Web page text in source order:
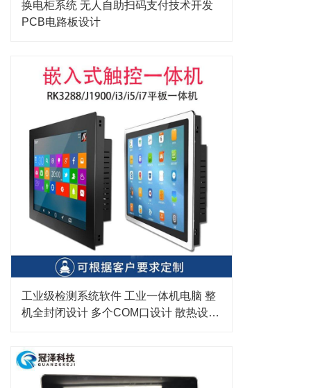
换电柜系统 无人自助扫码支付技术开发
PCB电路板设计
工业级检测系统软件 工业一体机电脑 整
机全封闭设计 多个COM口设计 散热设计